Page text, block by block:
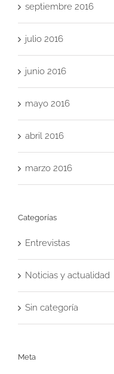
septiembre 2016
julio 2016
junio 2016
mayo 2016
abril 2016
marzo 2016
Categorías
Entrevistas
Noticias y actualidad
Sin categoría
Meta